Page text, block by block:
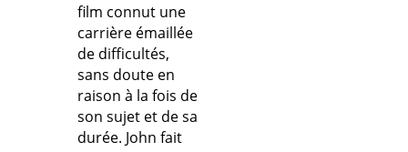
film connut une
carrière émaillée
de difficultés,
sans doute en
raison à la fois de
son sujet et de sa
durée. John fait